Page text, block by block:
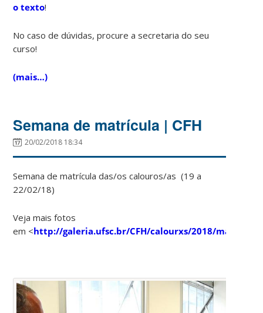
o texto!
No caso de dúvidas, procure a secretaria do seu
curso!
(mais…)
Semana de matrícula | CFH
20/02/2018 18:34
Semana de matrícula das/os calouros/as (19 a
22/02/18)
Veja mais fotos
em <http://galeria.ufsc.br/CFH/calourxs/2018/